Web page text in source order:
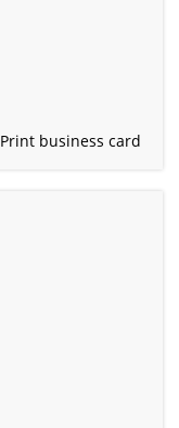
Print business card